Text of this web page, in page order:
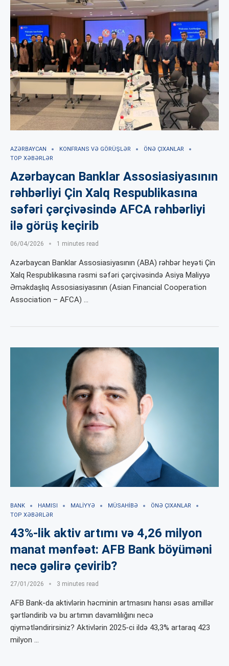
AZƏRBAYCAN KONFRANS VƏ GÖRÜŞLƏR
ÖNƏ ÇIXANLAR
TOP XƏBƏRLƏR
Azərbaycan Banklar Assosiasiyasının
rəhbərliyi Çin Xalq Respublikasına
səfəri çərçivəsində AFCA rəhbərliyi
ilə görüş keçirib
06/04/2026 1 minutes read
Azərbaycan Banklar Assosiasiyasının (ABA) rəhbər heyəti Çin
Xalq Respublikasına rəsmi səfəri çərçivəsində Asiya Maliyyə
Əməkdaşlıq Assosiasiyasının (Asian Financial Cooperation
Association – AFCA) …
BANK HAMISI MALIYYƏ MÜSAHIBƏ
ÖNƏ ÇIXANLAR
TOP XƏBƏRLƏR
43%-lik aktiv artımı və 4,26 milyon
manat mənfəət: AFB Bank böyüməni
necə gəlirə çevirib?
27/01/2026 3 minutes read
AFB Bank-da aktivlərin həcminin artmasını hansı əsas amillər
şərtləndirib və bu artımın davamlılığını necə
qiymətləndirirsiniz? Aktivlərin 2025-ci ildə 43,3% artaraq 423
milyon …